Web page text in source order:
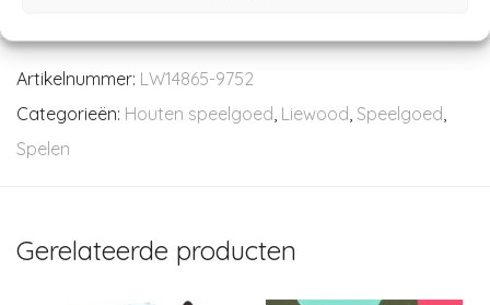
Artikelnummer: LW14865-9752
Categorieën: Houten speelgoed, Liewood, Speelgoed,
Spelen
Gerelateerde producten